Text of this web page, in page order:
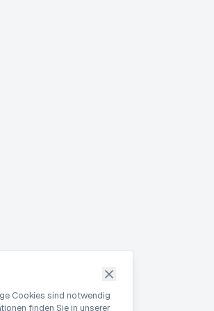
Cookies sind notwendig
finden Sie in unserer